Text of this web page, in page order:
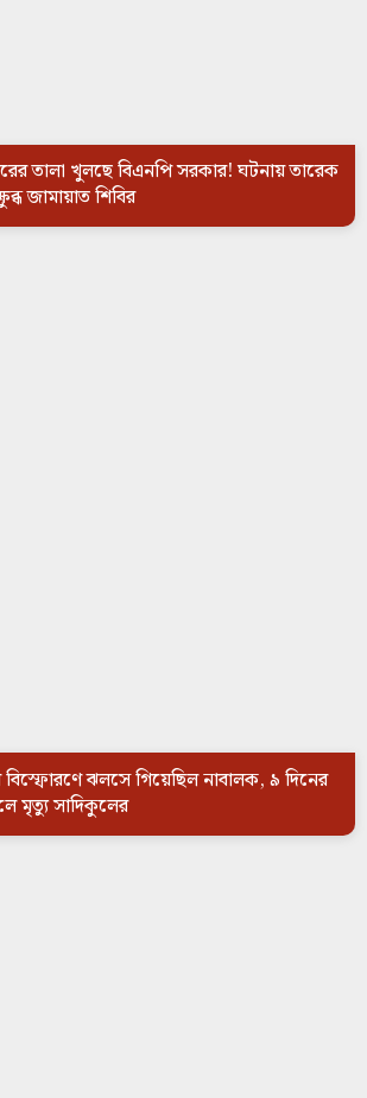
তালা খুলছে বিএনপি সরকার! ঘটনায় তারেক
জামায়াত শিবির
বিস্ফোরণে ঝলসে গিয়েছিল নাবালক, ৯ দিনের
মৃত্যু সাদিকুলের